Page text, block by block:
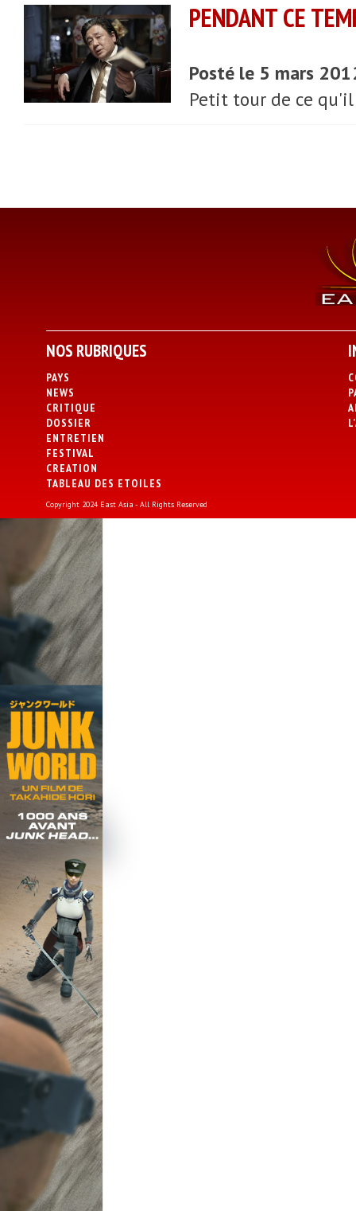
PENDANT CE
Posté le 5 mars
Petit tour de ce
NOS RUBRIQUES
PAYS
NEWS
CRITIQUE
DOSSIER
ENTRETIEN
FESTIVAL
CREATION
TABLEAU DES ETOILES
Copyright 2024 East Asia - All Rights Reserved